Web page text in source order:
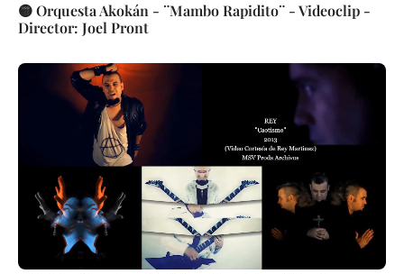
🟡 Orquesta Akokán - ¨Mambo Rapidito¨ - Videoclip -
Director: Joel Pront